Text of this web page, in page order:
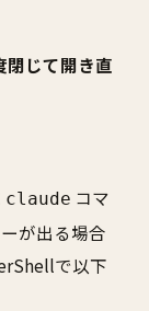
じて開き直
claude コマ
が出る場合
で以下